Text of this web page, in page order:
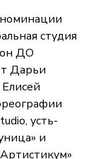
студия
ДО
Дарьи
усть-
и